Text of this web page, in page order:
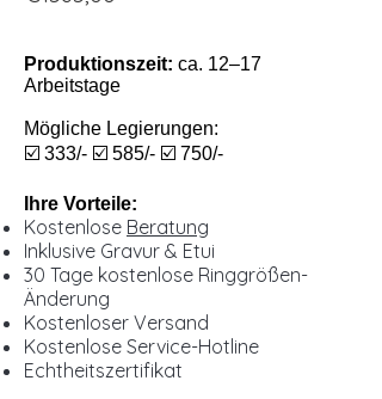
Produktionszeit: ca. 12–17
Arbeitstage
Mögliche Legierungen:
☑️ 333/- ☑️ 585/- ☑️ 750/-
Ihre Vorteile:
Kostenlose Beratung
Inklusive Gravur & Etui
30 Tage kostenlose Ringgrößen-
Änderung
Kostenloser Versand
Kostenlose Service-Hotline
Echtheitszertifikat